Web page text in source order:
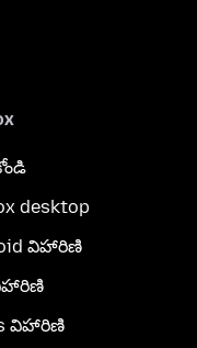
desktop
విహారిణి
విహారిణి